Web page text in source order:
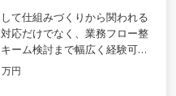
て仕組みづくりから関われる
応だけでなく、業務フロー整
ーム検討まで幅広く経験可
に関与しながらスピード感あ
責任者を目指したい方にフィ
万円